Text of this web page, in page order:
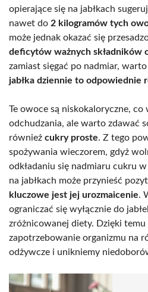
opierające się na jabłkach
nawet do 2 kilogramów tych
może jednak okazać się
deficytów ważnych składników
zamiast sięgać po nadmiar,
jabłka dziennie to odpowiednie
Te owoce są niskokaloryczne, co
odchudzania, ale warto zdawać
również cukry proste. Z tego
spożywania wieczorem, gdyż
odkładaniu się nadmiaru cukru
na jabłkach może przynieść
kluczowe jest jej urozmaicenie.
ograniczać się wyłącznie do
zróżnicowanej diety. Dzięki temu
zapotrzebowanie organizmu na
odżywcze i unikniemy